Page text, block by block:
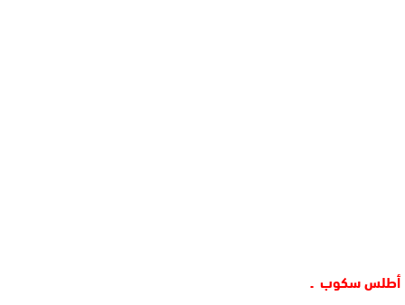
أطلس سكوب ـ